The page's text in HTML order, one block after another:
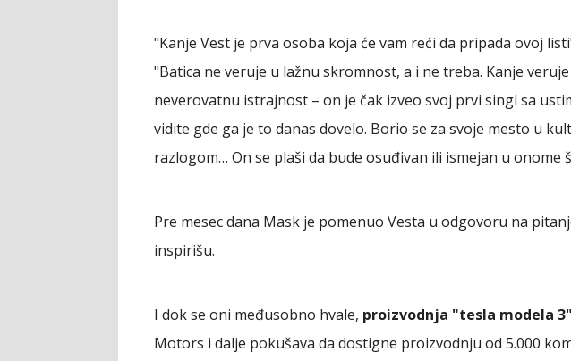
"Kanje Vest je prva osoba koja će vam reći da pripada ovoj
"Batica ne veruje u lažnu skromnost, a i ne treba. Kanje
neverovatnu istrajnost – on je čak izveo svoj prvi singl sa
vidite gde ga je to danas dovelo. Borio se za svoje mesto u
razlogom… On se plaši da bude osuđivan ili ismejan u onome
Pre mesec dana Mask je pomenuo Vesta u odgovoru na
inspirišu.
I dok se oni međusobno hvale, proizvodnja "tesla modela
Motors i dalje pokušava da dostigne proizvodnju od 5.000